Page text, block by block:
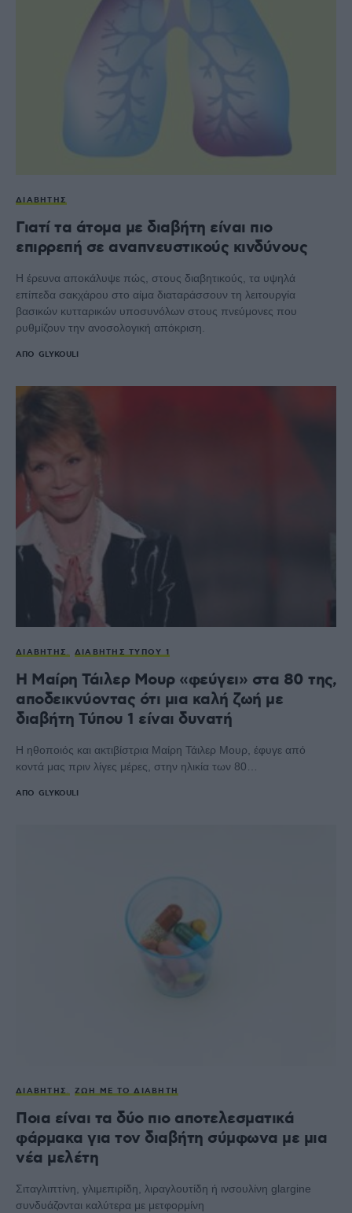
ΔΙΑΒΉΤΗΣ
Γιατί τα άτομα με διαβήτη είναι πιο
επιρρεπή σε αναπνευστικούς κινδύνους
Η έρευνα αποκάλυψε πώς, στους διαβητικούς, τα υψηλά
επίπεδα σακχάρου στο αίμα διαταράσσουν τη λειτουργία
βασικών κυτταρικών υποσυνόλων στους πνεύμονες που
ρυθμίζουν την ανοσολογική απόκριση.
ΑΠΌ GLYKOULI
ΔΙΑΒΉΤΗΣ ΔΙΑΒΉΤΗΣ ΤΎΠΟΥ 1
Η Μαίρη Τάιλερ Μουρ «φεύγει» στα 80 της,
αποδεικνύοντας ότι μια καλή ζωή με
διαβήτη Τύπου 1 είναι δυνατή
Η ηθοποιός και ακτιβίστρια Μαίρη Τάιλερ Μουρ, έφυγε από
κοντά μας πριν λίγες μέρες, στην ηλικία των 80…
ΑΠΌ GLYKOULI
ΔΙΑΒΉΤΗΣ ΖΩΉ ΜΕ ΤΟ ΔΙΑΒΉΤΗ
Ποια είναι τα δύο πιο αποτελεσματικά
φάρμακα για τον διαβήτη σύμφωνα με μια
νέα μελέτη
Σιταγλιπτίνη, γλιμεπιρίδη, λιραγλουτίδη ή ινσουλίνη glargine
συνδυάζονται καλύτερα με μετφορμίνη